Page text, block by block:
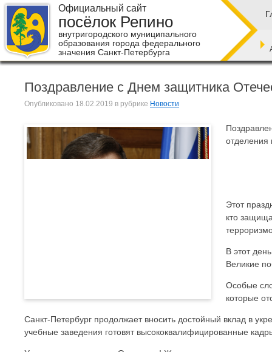
Официальный сайт
посёлок Репино
внутригородского муниципального
образования города федерального
значения Санкт-Петербурга
Поздравление с Днем защитника
Опубликовано 18.02.2019 в рубрике Новости
отделения
Этот
кто
В этот
Великие
Особые
которые
Санкт-Петербург продолжает вносить достойный вклад в
учебные заведения готовят высококвалифицированные